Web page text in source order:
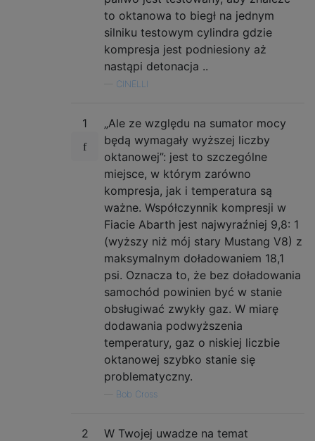
to oktanowa to biegł na jednym
silniku testowym cylindra gdzie
kompresja jest podniesiony aż
nastąpi detonacja ..
CINELLI
1
„Ale ze względu na sumator mocy
będą wymagały wyższej liczby
oktanowej”: jest to szczególne
miejsce, w którym zarówno
kompresja, jak i temperatura są
ważne. Współczynnik kompresji w
Fiacie Abarth jest najwyraźniej 9,8: 1
(wyższy niż mój stary Mustang V8) z
maksymalnym doładowaniem 18,1
psi. Oznacza to, że bez doładowania
samochód powinien być w stanie
obsługiwać zwykły gaz. W miarę
dodawania podwyższenia
temperatury, gaz o niskiej liczbie
oktanowej szybko stanie się
problematyczny.
Bob Cross
2
W Twojej uwadze na temat